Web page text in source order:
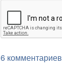
6 комментариев